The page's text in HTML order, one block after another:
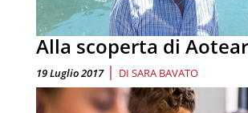
Alla scoperta di
19 Luglio 2017 | DI SARA BAVATO